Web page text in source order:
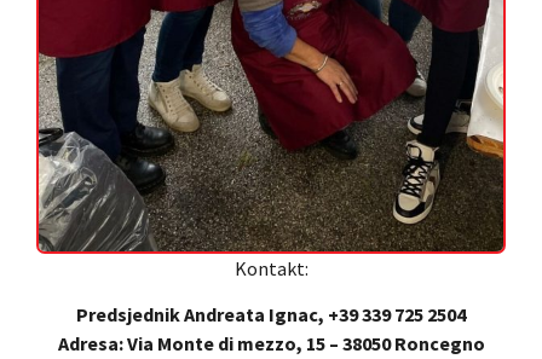
Kontakt:
Predsjednik Andreata Ignac, +39 339 725 2504
Adresa: Via Monte di mezzo, 15 – 38050 Roncegno